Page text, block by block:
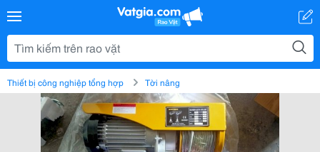
Thiết bị công nghiệp tổng hợp Tời nâng